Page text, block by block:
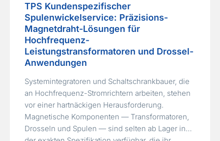
TPS Kundenspezifischer
Spulenwickelservice: Präzisions-
Magnetdraht-Lösungen für
Hochfrequenz-
Leistungstransformatoren und Drossel-
Anwendungen
Systemintegratoren und Schaltschrankbauer, die
an Hochfrequenz-Stromrichtern arbeiten, stehen
vor einer hartnäckigen Herausforderung.
Magnetische Komponenten — Transformatoren,
Drosseln und Spulen — sind selten ab Lager in